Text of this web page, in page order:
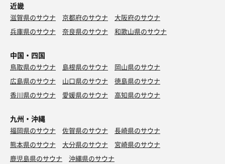
近畿
滋賀県のサウナ 京都府のサウナ
大阪府のサウナ
兵庫県のサウナ
奈良県のサウナ 和歌山県のサウナ
中国・四国
鳥取県のサウナ 島根県のサウナ
岡山県のサウナ
広島県のサウナ
山口県のサウナ
徳島県のサウナ
香川県のサウナ
愛媛県のサウナ 高知県のサウナ
九州・沖縄
福岡県のサウナ 佐賀県のサウナ
長崎県のサウナ
熊本県のサウナ
大分県のサウナ
宮崎県のサウナ
鹿児島県のサウナ
沖縄県のサウナ